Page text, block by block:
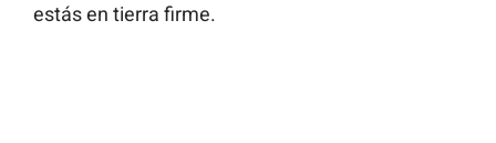
estás en tierra firme.